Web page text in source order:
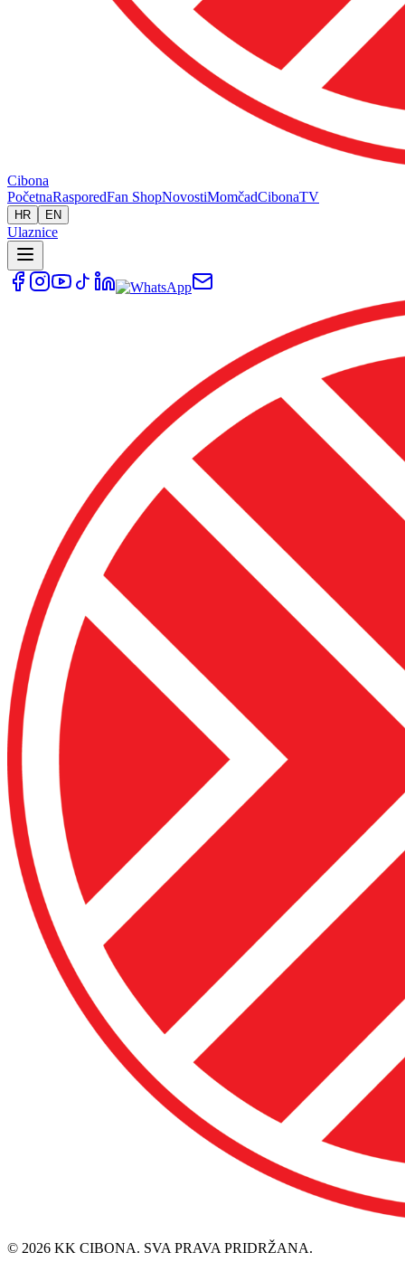
Cibona
PočetnaRasporedFan ShopNovostiMomčadCibonaTV
HR EN
Ulaznice
© 2026 KK CIBONA. SVA PRAVA PRIDRŽANA.